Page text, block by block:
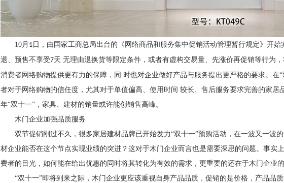
10月 1 日，由国家工商总局出台的《网络商品和服务集中促销活动管理暂行规定》开
退、预售不享受7天 无理由退换货等限定条件，或者有虚构交易量、先涨价再促销等行为
消费者网络购物提供更有力的保障，同 时也对企业做好产品与服务提出更严格的要求。在
者对于网络购物的信任度，尤其对于单值偏高、使用时间 较长、售后服务要求完善的家
年“双十一”，家具、建材的销量或许能创销售高峰。
木门企业加强品质服务
双节促销刚过不久，很多家居建材品牌已开始发力“双十一”预购活动，在一波又一波
材企业能否在这个节点实现业绩的突进？这对于木门企业而言也是需要深思的问题。事实
费者的目光，如何能在给出优惠的同时将其转化为有效的需求，更重要的还在于木门企业的
“双十一”即将到来之际，木门企业更应该重视自身产品品质，促销的是价格，产品品